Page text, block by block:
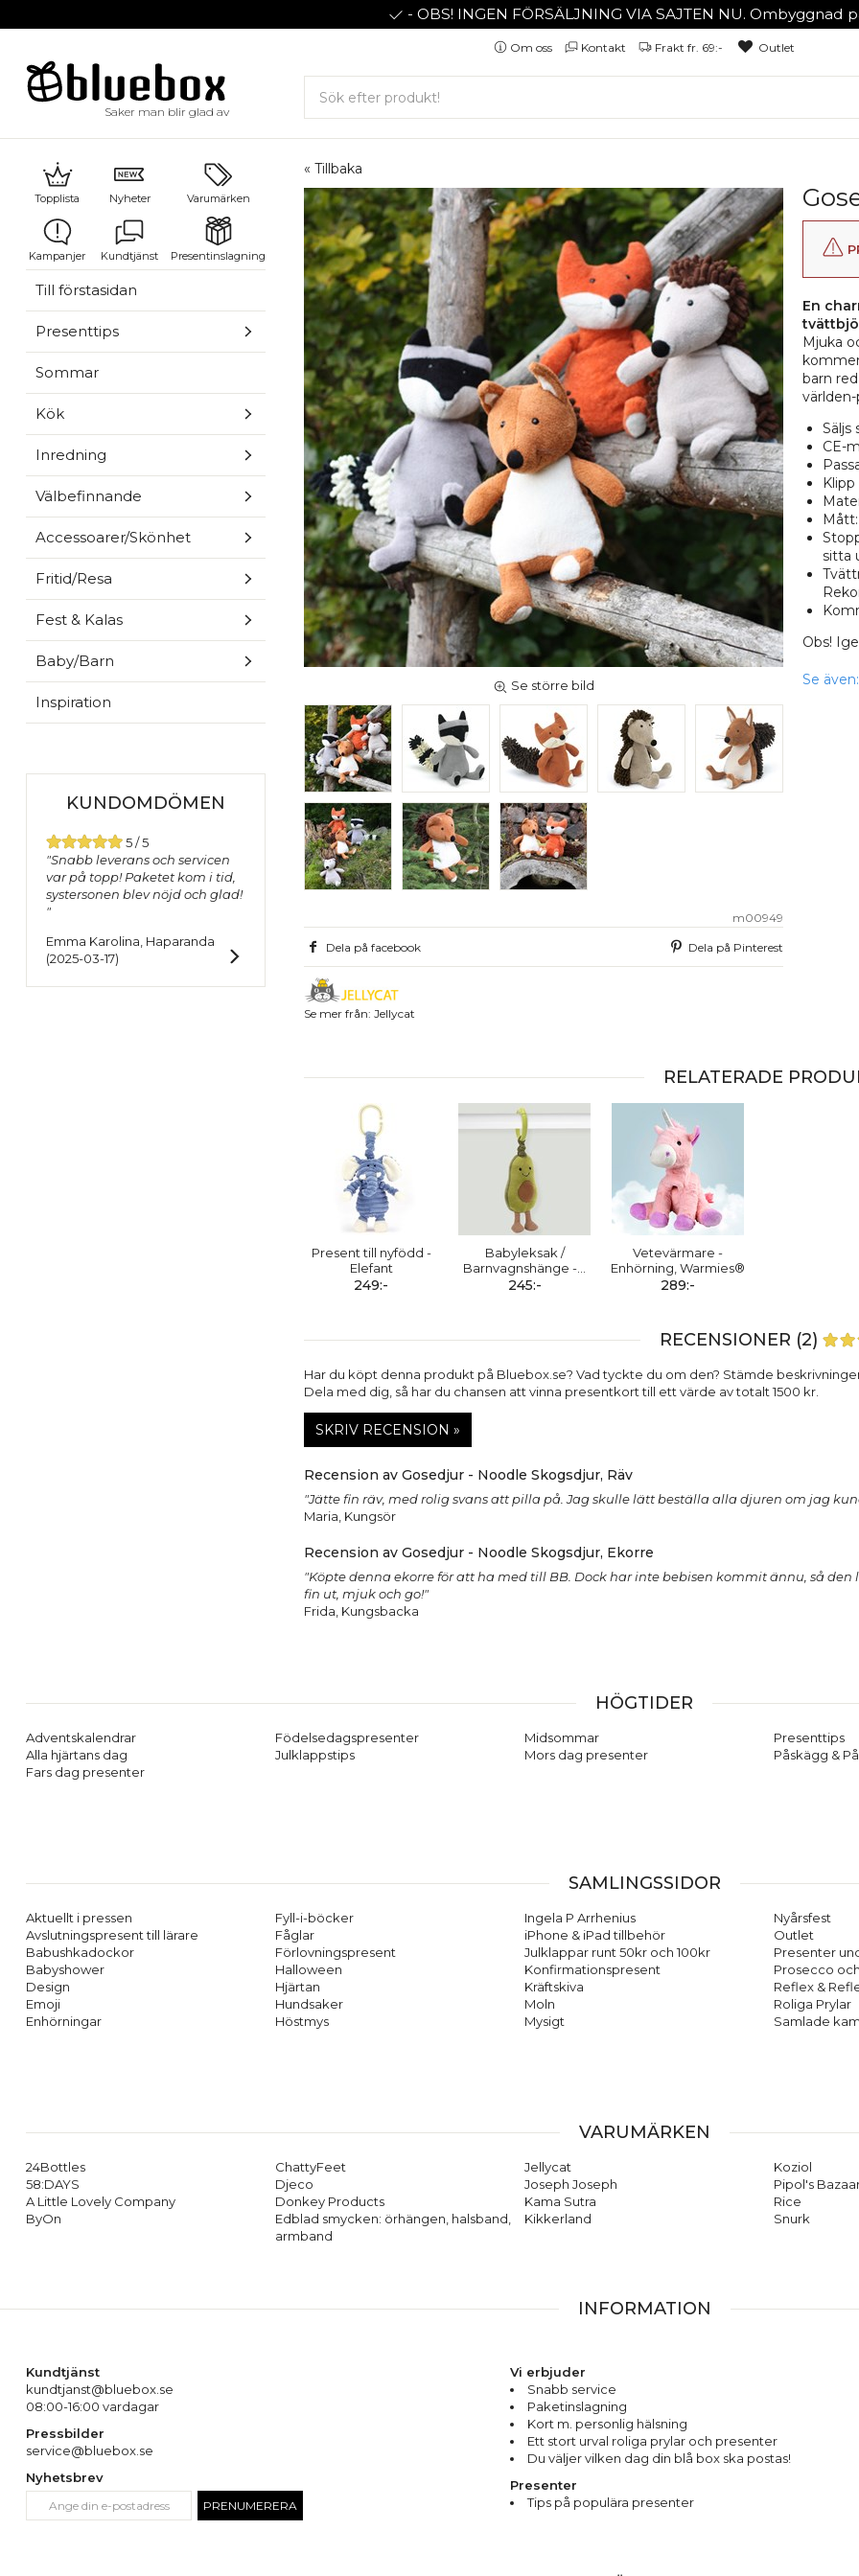
- OBS! INGEN FÖRSÄLJNING VIA SAJTEN NU. Ombyggnad
Om oss Kontakt Frakt fr. 69:- Outlet
Saker man blir glad av
Topplista Nyheter Varumärken
Kampanjer Kundtjänst Presentinslagning
Till förstasidan
Presenttips
Sommar
Kök
Inredning
Välbefinnande
Accessoarer/Skönhet
Fritid/Resa
Fest & Kalas
Baby/Barn
Inspiration
KUNDOMDÖMEN
5 / 5
"Snabb leverans och servicen
var på topp! Paketet kom i tid,
systersonen blev nöjd och glad!
"
Emma Karolina, Haparanda
(2025-03-17)
« Tillbaka
Se större bild
m00949
Dela på facebook Dela på Pinterest
Se mer från: Jellycat
En
Mjuka
barn
Säljs
CE-
sitta
Obs!
Se även:
RELATERADE
Present till nyfödd -
Elefant
249:-
Babyleksak /
Barnvagnshänge -
245:-
Vetevärmare -
Enhörning, Warmies®
289:-
RECENSIONER (2)
Har du köpt denna produkt på Bluebox.se? Vad tyckte du om den? Stämde
Dela med dig, så har du chansen att vinna presentkort till ett värde av totalt 1500 kr.
SKRIV RECENSION »
Recension av Gosedjur - Noodle Skogsdjur, Räv
"Jätte fin räv, med rolig svans att pilla på. Jag skulle lätt beställa alla djuren om jag
Maria, Kungsör
Recension av Gosedjur - Noodle Skogsdjur, Ekorre
"Köpte denna ekorre för att ha med till BB. Dock har inte bebisen kommit ännu, så
fin ut, mjuk och go!"
Frida, Kungsbacka
HÖGTIDER
Adventskalendrar
Alla hjärtans dag
Fars dag presenter
Födelsedagspresenter
Julklappstips
Midsommar
Mors dag presenter
Presenttips
Påskägg &
SAMLINGSSIDOR
Aktuellt i pressen
Avslutningspresent till lärare
Babushkadockor
Babyshower
Design
Emoji
Enhörningar
Fyll-i-böcker
Fåglar
Förlovningspresent
Halloween
Hjärtan
Hundsaker
Höstmys
Ingela P Arrhenius
iPhone & iPad tillbehör
Julklappar runt 50kr och 100kr
Konfirmationspresent
Kräftskiva
Moln
Mysigt
Nyårsfest
Outlet
Presenter
Prosecco
Reflex &
Roliga Prylar
Samlade
VARUMÄRKEN
24Bottles
58:DAYS
A Little Lovely Company
ByOn
ChattyFeet
Djeco
Donkey Products
Edblad smycken: örhängen, halsband,
armband
Jellycat
Joseph Joseph
Kama Sutra
Kikkerland
Koziol
Pipol's
Rice
Snurk
INFORMATION
Kundtjänst
kundtjanst@bluebox.se
08:00-16:00 vardagar
Pressbilder
service@bluebox.se
Nyhetsbrev
PRENUMERERA
Vi erbjuder
Snabb service
Paketinslagning
Kort m. personlig hälsning
Ett stort urval roliga prylar och presenter
Du väljer vilken dag din blå box ska postas!
Presenter
Tips på populära presenter